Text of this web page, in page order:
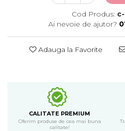
Cod Produs:
Ai nevoie de ajutor?
Adauga la Favorite
CALITATE PREMIUM
Oferim produse de cea mai buna
calitate!